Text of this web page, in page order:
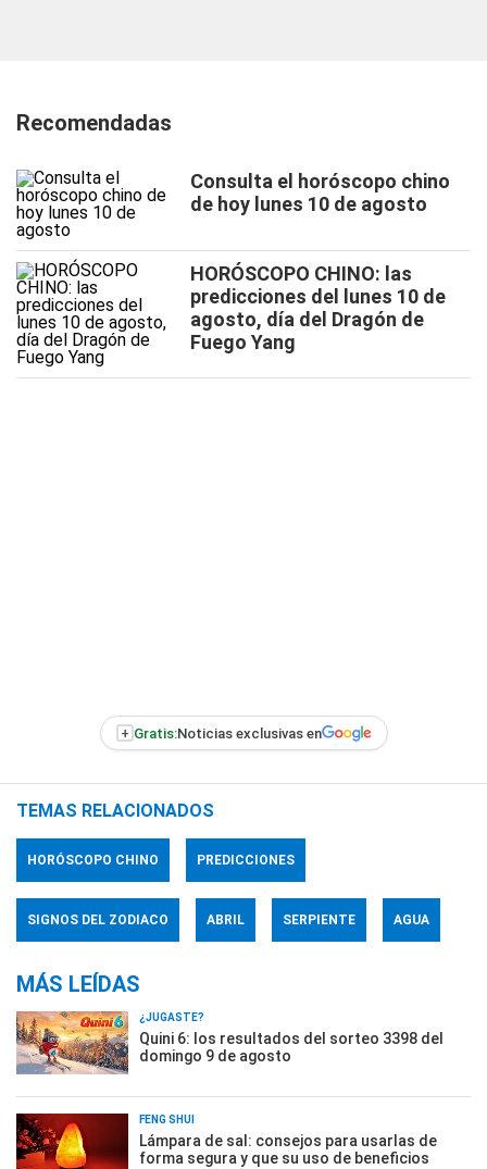
Recomendadas
Consulta el horóscopo chino
de hoy lunes 10 de agosto
HORÓSCOPO CHINO: las
predicciones del lunes 10 de
agosto, día del Dragón de
Fuego Yang
+ Gratis:Noticias exclusivas en
TEMAS RELACIONADOS
HORÓSCOPO CHINO PREDICCIONES
SIGNOS DEL ZODIACO ABRIL SERPIENTE AGUA
MÁS LEÍDAS
¿JUGASTE?
Quini 6: los resultados del sorteo 3398 del
domingo 9 de agosto
FENG SHUI
Lámpara de sal: consejos para usarlas de
forma segura y que su uso de beneficios